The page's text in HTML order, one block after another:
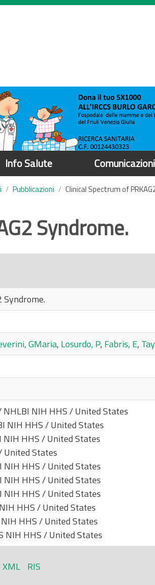
Info Salute Comunicazioni
Pubblicazioni Clinical Spectrum of
Syndrome.
Syndrome.
GMaria, Losurdo, P, Fabris, E,
NIH HHS / United States
NIH HHS / United States
HHS / United States
United States
HHS / United States
HHS / United States
HHS / United States
HHS / United States
HHS / United States
NIH HHS / United States
XML RIS